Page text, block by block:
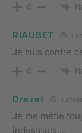
0
RIAUBET 1
Je suis contre
0
Drezet 1
Je me méfie
industriels….